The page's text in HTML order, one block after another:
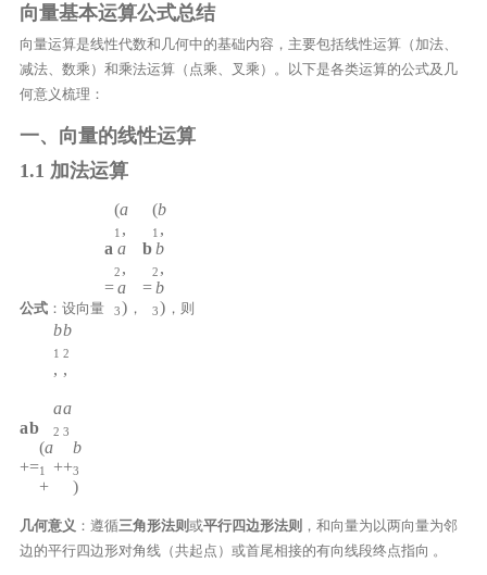
向量基本运算公式总结
向量运算是线性代数和几何中的基础内容，主要包括线性运算（加法、
减法、数乘）和乘法运算（点乘、叉乘）。以下是各类运算的公式及几
何意义梳理：
一、向量的线性运算
1.1 加法运算
公式：设向量
a
=
(a
1 ,
a
2 ,
a
3) ，
b
=
(b
1 ,
b
2 ,
b
3) ，则
a
+
b
=
(a
1
+
b
1
,
a
2
+
b
2
,
a
3
+
b
3
)
几何意义 ：遵循三角形法则 或平行四边形法则 ，和向量为以两向量为邻
边的平行四边形对角线（共起点）或首尾相接的有向线段终点指向 。